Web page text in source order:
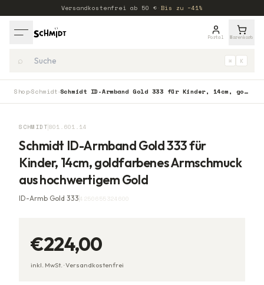
Versandkostenfrei ab 50 € Bis zu −41%
Portal Warenkorb
⌕ ⌘ K
Shop›Schmidt › Schmidt ID-Armband Gold 333 für Kinder, 14cm, goldfarbenes Armschmuck aus hochwertigem Gold
SCHMIDT 801.601.14
Schmidt ID-Armband Gold 333 für
Kinder, 14cm, goldfarbenes Armschmuck
aus hochwertigem Gold
ID-Armb Gold 3334250655324600
€224,00
inkl. MwSt. ·Versandkostenfrei